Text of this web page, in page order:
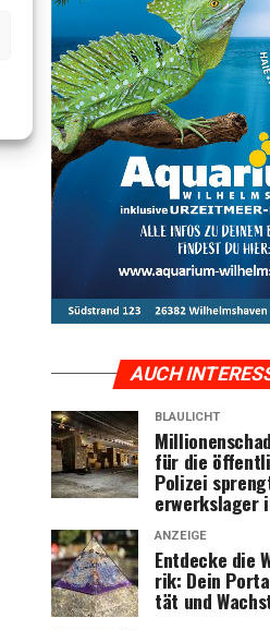
AUCH
BLAULICHT
für die
Poli­zei
er­werks­la­ger
ANZEIGE
Ent­de­cke die
rik: Dein
tät und